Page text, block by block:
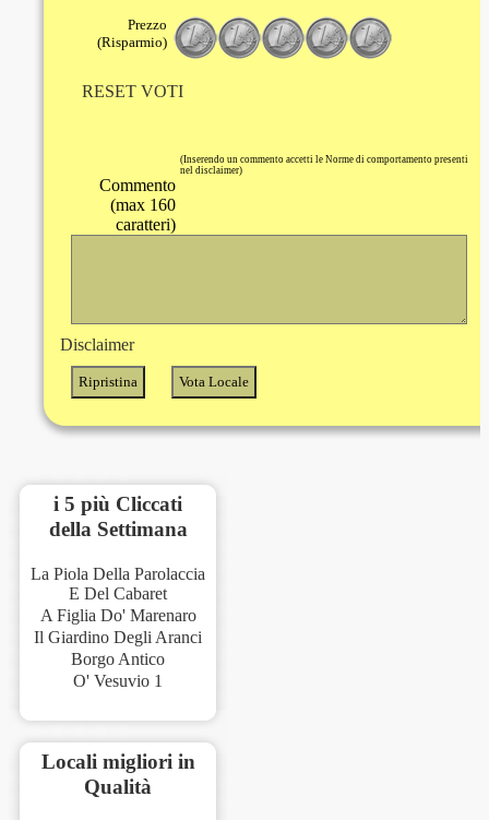
Prezzo
(Risparmio)
RESET VOTI
(Inserendo un commento accetti le Norme di comportamento presenti
nel disclaimer)
Commento
(max 160
caratteri)
Disclaimer
i 5 più Cliccati
della Settimana
La Piola Della Parolaccia
E Del Cabaret
A Figlia Do' Marenaro
Il Giardino Degli Aranci
Borgo Antico
O' Vesuvio 1
Locali migliori in
Qualità